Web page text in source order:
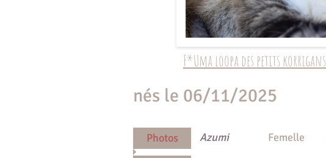
F*Uma loopa des petits korrigans
nés le 06/11/2025
Photos AzumiFemelle